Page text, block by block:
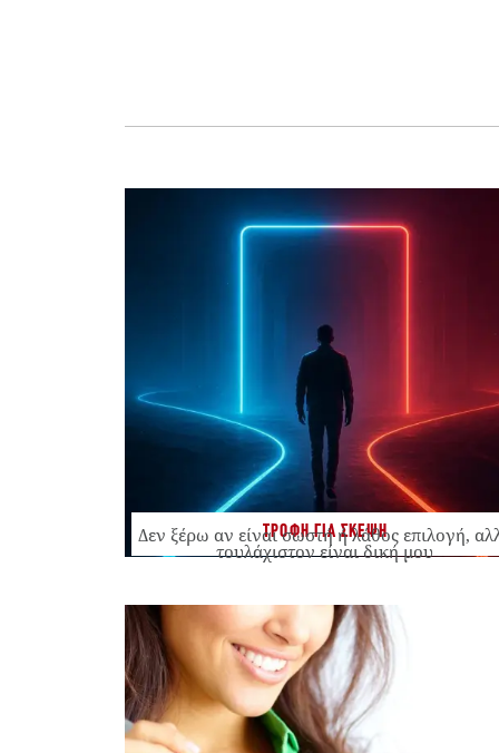
ΤΡΟΦΗ ΓΙΑ ΣΚΕΨΗ
Δεν ξέρω αν είναι σωστή ή λάθος επιλογή,
τουλάχιστον είναι δική μου